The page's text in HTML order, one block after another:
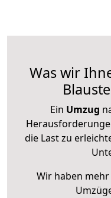
Was wir
Ein Umzug
die Last zu
Wir haben